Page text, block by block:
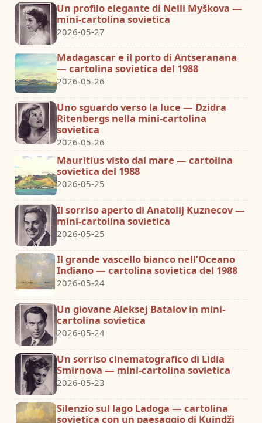
Un profilo elegante di Nelli Myškova —
mini-cartolina sovietica
2026-05-27
Madagascar e il porto di Antseranana
— cartolina sovietica del 1988
2026-05-26
Uno sguardo verso la luce — Dzidra
Ritenbergs nella mini-cartolina
sovietica
2026-05-26
Mauritius visto dal mare — cartolina
sovietica del 1988
2026-05-25
Il sorriso aperto di Anatolij Kuznecov —
mini-cartolina sovietica
2026-05-25
Il grande vascello bianco nell’Oceano
Indiano — cartolina sovietica del 1988
2026-05-24
Un giovane Aleksej Batalov in mini-
cartolina sovietica
2026-05-24
Un sorriso cinematografico di Lidia
Smirnova — mini-cartolina sovietica
2026-05-23
Silenzio sul lago Ladoga — cartolina
sovietica con un paesaggio di Kuindži